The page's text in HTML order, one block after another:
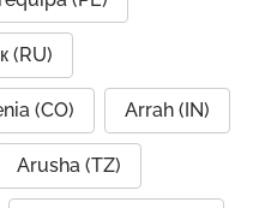
(RU)
(CO) Arrah (IN)
Arusha (TZ)